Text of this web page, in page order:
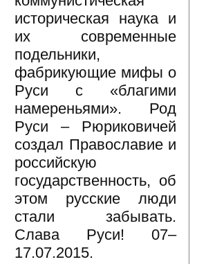
историческая наука и
их современные
подельники,
фабрикующие мифы о
Руси с «благими
намереньями». Род
Руси – Рюриковичей
создал Православие и
российскую
государственность, об
этом русские люди
стали забывать.
Слава Руси! 07–
17.07.2015.